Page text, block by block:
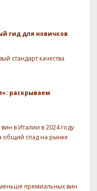
гид для новичков
стандарт качества
раскрываем
в Италии в 2024 году
общий спад на рынке
премиальных вин